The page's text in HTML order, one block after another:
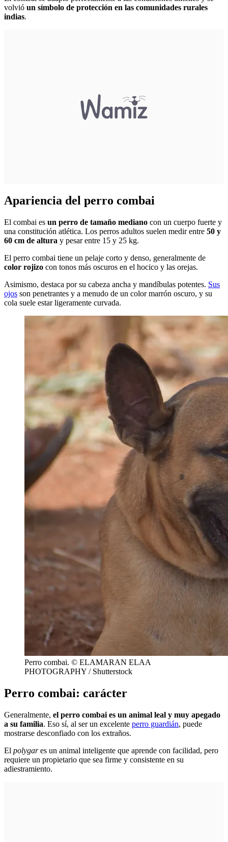
volvió un símbolo de protección en las comunidades rurales
indias.
Apariencia del perro combai
El combai es un perro de tamaño mediano con un cuerpo fuerte y
una constitución atlética. Los perros adultos suelen medir entre 50 y
60 cm de altura y pesar entre 15 y 25 kg.
El perro combai tiene un pelaje corto y denso, generalmente de
color rojizo con tonos más oscuros en el hocico y las orejas.
Asimismo, destaca por su cabeza ancha y mandíbulas potentes. Sus
ojos son penetrantes y a menudo de un color marrón oscuro, y su
cola suele estar ligeramente curvada.
Perro combai. © ELAMARAN ELAA
PHOTOGRAPHY / Shutterstock
Perro combai: carácter
Generalmente, el perro combai es un animal leal y muy apegado
a su familia. Eso sí, al ser un excelente perro guardián, puede
mostrarse desconfiado con los extraños.
El polygares un animal inteligente que aprende con facilidad, pero
requiere un propietario que sea firme y consistente en su
adiestramiento.